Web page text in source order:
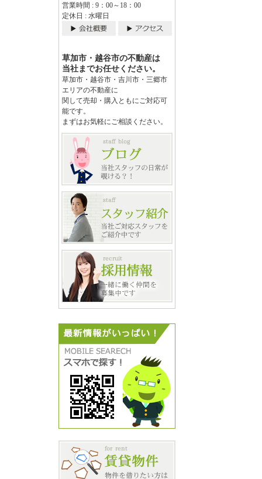
営業時間 : 9：00～18：00
定休日 : 水曜日
草加市・越谷市の不動産は
当社までお任せください。
草加市・越谷市・吉川市・三郷市
エリアの不動産に
関して売却・購入ともにご対応可
能です。
まずはお気軽にご相談ください。